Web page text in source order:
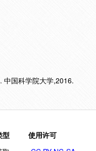
中国科学院大学,2016.
型
使用许可